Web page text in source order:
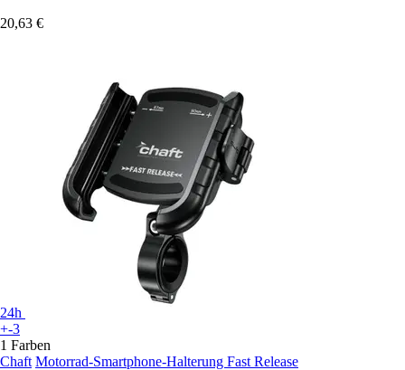
20,63 €
24h
+-3
1 Farben
Chaft Motorrad-Smartphone-Halterung Fast Release